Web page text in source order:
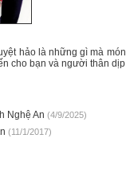
hảo là những gì mà món
cho bạn và người thân dịp
Nghệ An (4/9/2025)
(11/1/2017)